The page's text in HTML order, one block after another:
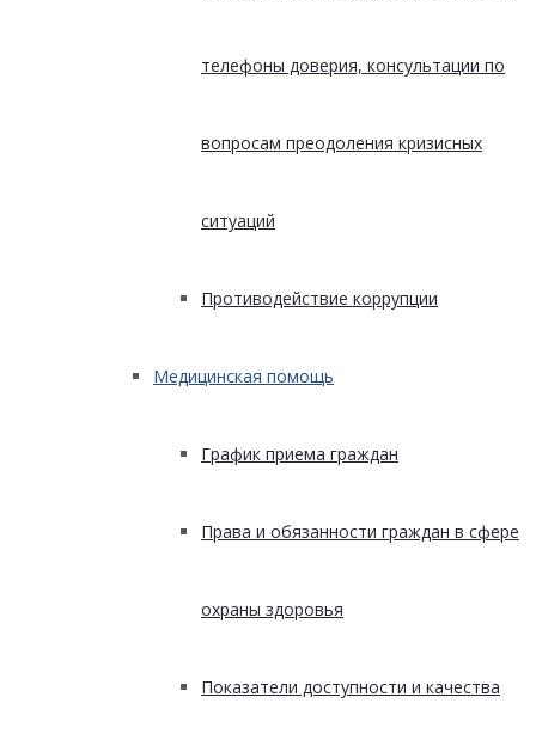
телефоны доверия, консультации по
вопросам преодоления кризисных
ситуаций
Противодействие коррупции
Медицинская помощь
График приема граждан
Права и обязанности граждан в сфере
охраны здоровья
Показатели доступности и качества